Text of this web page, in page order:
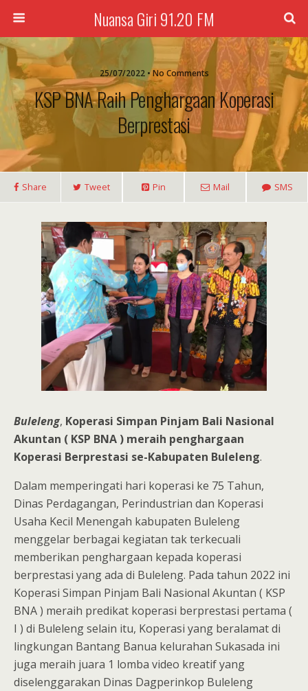
Nuansa Giri 91.20 FM
25/07/2022 • No Comments
KSP BNA Raih Penghargaan Koperasi
Berprestasi
Share Tweet Pin Mail SMS
Buleleng, Koperasi Simpan Pinjam Bali Nasional
Akuntan ( KSP BNA ) meraih penghargaan
Koperasi Berprestasi se-Kabupaten Buleleng.
Dalam memperingati hari koperasi ke 75 Tahun,
Dinas Perdagangan, Perindustrian dan Koperasi
Usaha Kecil Menengah kabupaten Buleleng
menggelar berbagai kegiatan tak terkecuali
memberikan penghargaan kepada koperasi
berprestasi yang ada di Buleleng. Pada tahun 2022 ini
Koperasi Simpan Pinjam Bali Nasional Akuntan ( KSP
BNA ) meraih predikat koperasi berprestasi pertama (
I ) di Buleleng selain itu, Koperasi yang beralamat di
lingkungan Bantang Banua kelurahan Sukasada ini
juga meraih juara 1 lomba video kreatif yang
diselenggarakan Dinas Dagperinkop Buleleng